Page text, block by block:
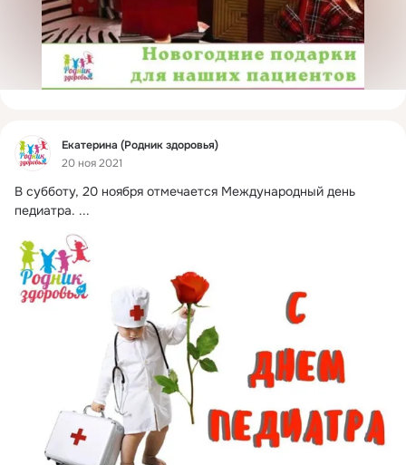
Фид
Екатерина (Родник здоровья)
20 ноя 2021
В субботу, 20 ноября отмечается Международный день
педиатра. ...